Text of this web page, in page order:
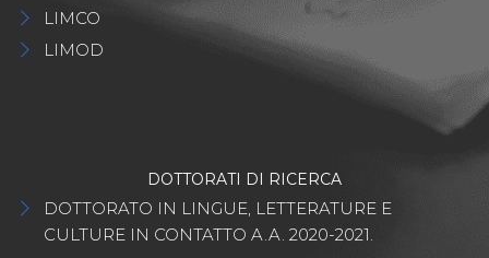
LIMCO
LIMOD
DOTTORATI DI RICERCA
DOTTORATO IN LINGUE, LETTERATURE E
CULTURE IN CONTATTO A.A. 2020-2021.